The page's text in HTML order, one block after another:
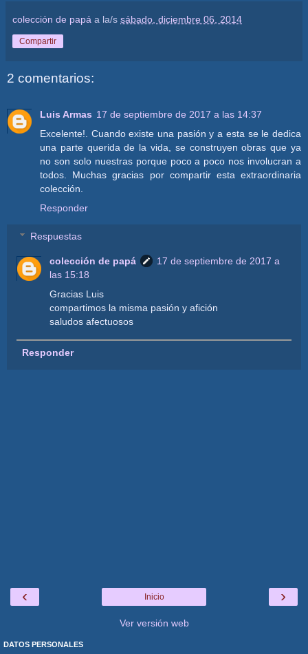
colección de papá a la/s sábado, diciembre 06, 2014
Compartir
2 comentarios:
Luis Armas 17 de septiembre de 2017 a las 14:37
Excelente!. Cuando existe una pasión y a esta se le dedica
una parte querida de la vida, se construyen obras que ya
no son solo nuestras porque poco a poco nos involucran a
todos. Muchas gracias por compartir esta extraordinaria
colección.
Responder
Respuestas
colección de papá
17 de septiembre de 2017 a
las 15:18
Gracias Luis
compartimos la misma pasión y afición
saludos afectuosos
Responder
‹ ›
Inicio
Ver versión web
DATOS PERSONALES